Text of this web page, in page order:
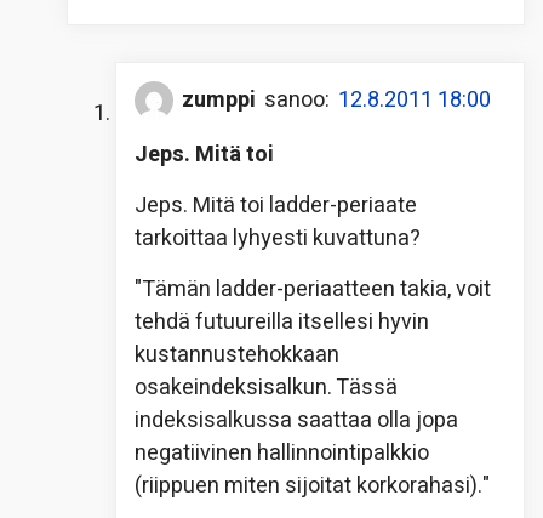
zumppi sanoo: 12.8.2011 18:00
Jeps. Mitä toi
Jeps. Mitä toi ladder-periaate
tarkoittaa lyhyesti kuvattuna?
"Tämän ladder-periaatteen takia, voit
tehdä futuureilla itsellesi hyvin
kustannustehokkaan
osakeindeksisalkun. Tässä
indeksisalkussa saattaa olla jopa
negatiivinen hallinnointipalkkio
(riippuen miten sijoitat korkorahasi)."